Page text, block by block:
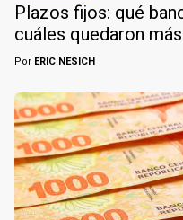
Plazos fijos: qué
cuáles quedaron
Por ERIC NESICH